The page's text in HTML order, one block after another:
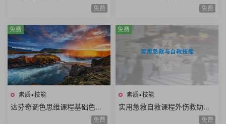
I工具使用自动化流程AI出图案
免费
程视频剪辑音频处理特效制作
免费
素质•技能
达芬奇调色思维课程基础色彩
理论高级实战技巧模仿大师风
免费
免费
素质•技能
实用急救自救课程外伤救助家
庭护理复苏急救骨伤救助重病
免费
免费